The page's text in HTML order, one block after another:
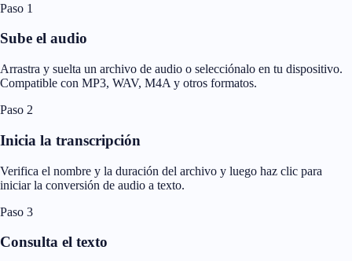
Paso 1
Sube el audio
Arrastra y suelta un archivo de audio o selecciónalo en tu dispositivo.
Compatible con MP3, WAV, M4A y otros formatos.
Paso 2
Inicia la transcripción
Verifica el nombre y la duración del archivo y luego haz clic para
iniciar la conversión de audio a texto.
Paso 3
Consulta el texto